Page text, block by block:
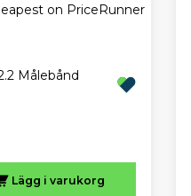
Målebånd
Lägg i varukorg